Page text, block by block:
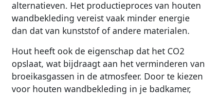
alternatieven. Het productieproces van houten
wandbekleding vereist vaak minder energie
dan dat van kunststof of andere materialen.
Hout heeft ook de eigenschap dat het CO2
opslaat, wat bijdraagt aan het verminderen van
broeikasgassen in de atmosfeer. Door te kiezen
voor houten wandbekleding in je badkamer,